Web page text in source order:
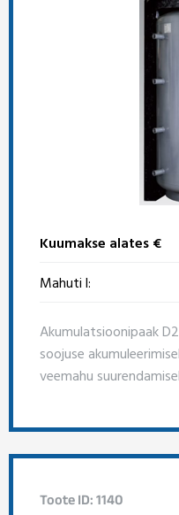
Kuumakse alates €
Mahuti l:
Akumulatsioonipaak
soojuse
veemahu
Toote ID: 1140